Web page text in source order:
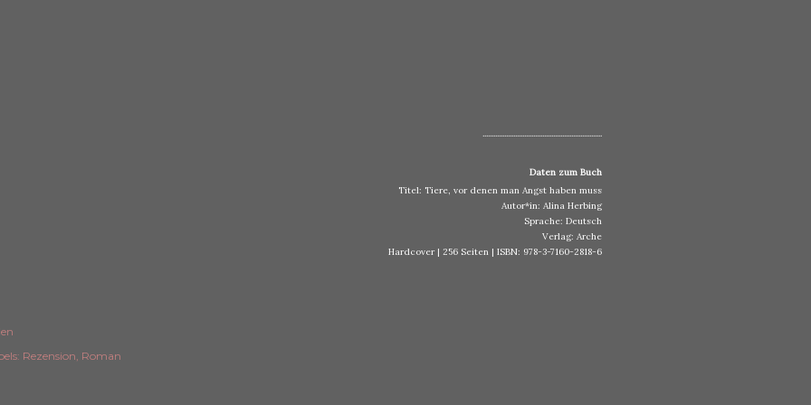
..................................................................
Daten zum Buch
Titel: Tiere, vor denen man Angst haben muss
Autor*in: Alina Herbing
Sprache: Deutsch
Verlag: Arche
Hardcover | 256 Seiten | ISBN: 978-3-7160-2818-6
Rezension Roman